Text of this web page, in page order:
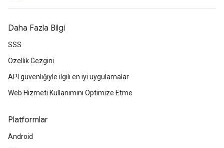
Daha Fazla Bilgi
SSS
Özellik Gezgini
API güvenliğiyle ilgili en iyi uygulamalar
Web Hizmeti Kullanımını Optimize Etme
Platformlar
Android